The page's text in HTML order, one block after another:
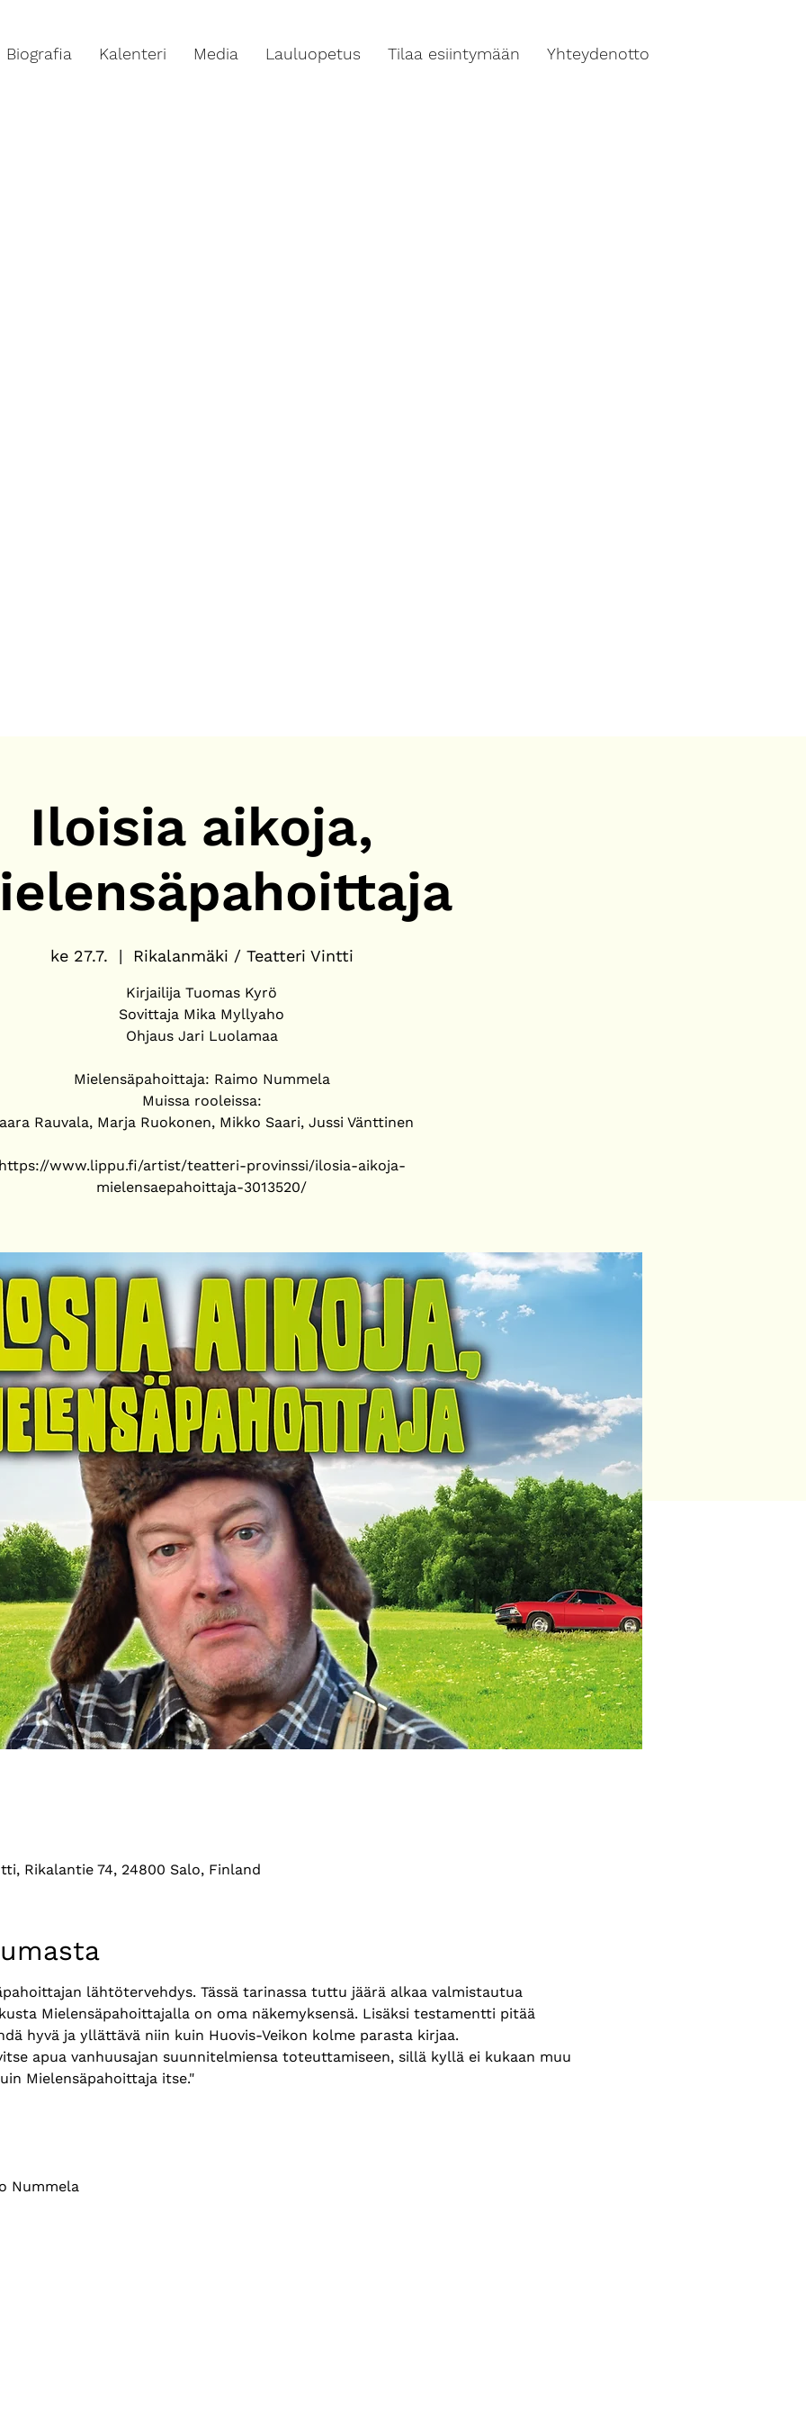
Biografia Kalenteri Media Lauluopetus Tilaa esiintymään Yhteydenotto
Iloisia aikoja,
ke 27.7.
  |
Rikalanmäki / Teatteri Vintti
Kirjailija Tuomas Kyrö
Sovittaja Mika Myllyaho
Ohjaus Jari Luolamaa
Mielensäpahoittaja: Raimo Nummela
Muissa rooleissa:
Rauvala, Marja Ruokonen, Mikko Saari, Jussi Vänttinen
www.lippu.fi/artist/teatteri-provinssi/ilosia-aikoja-
Rikalantie 74, 24800 Salo, Finland
lähtötervehdys. Tässä tarinassa tuttu jäärä alkaa valmistautua
Mielensäpahoittajalla on oma näkemyksensä. Lisäksi testamentti pitää
hyvä ja yllättävä niin kuin Huovis-Veikon kolme parasta kirjaa.
apua vanhuusajan suunnitelmiensa toteuttamiseen, sillä kyllä ei kukaan muu
Mielensäpahoittaja itse."
Nummela